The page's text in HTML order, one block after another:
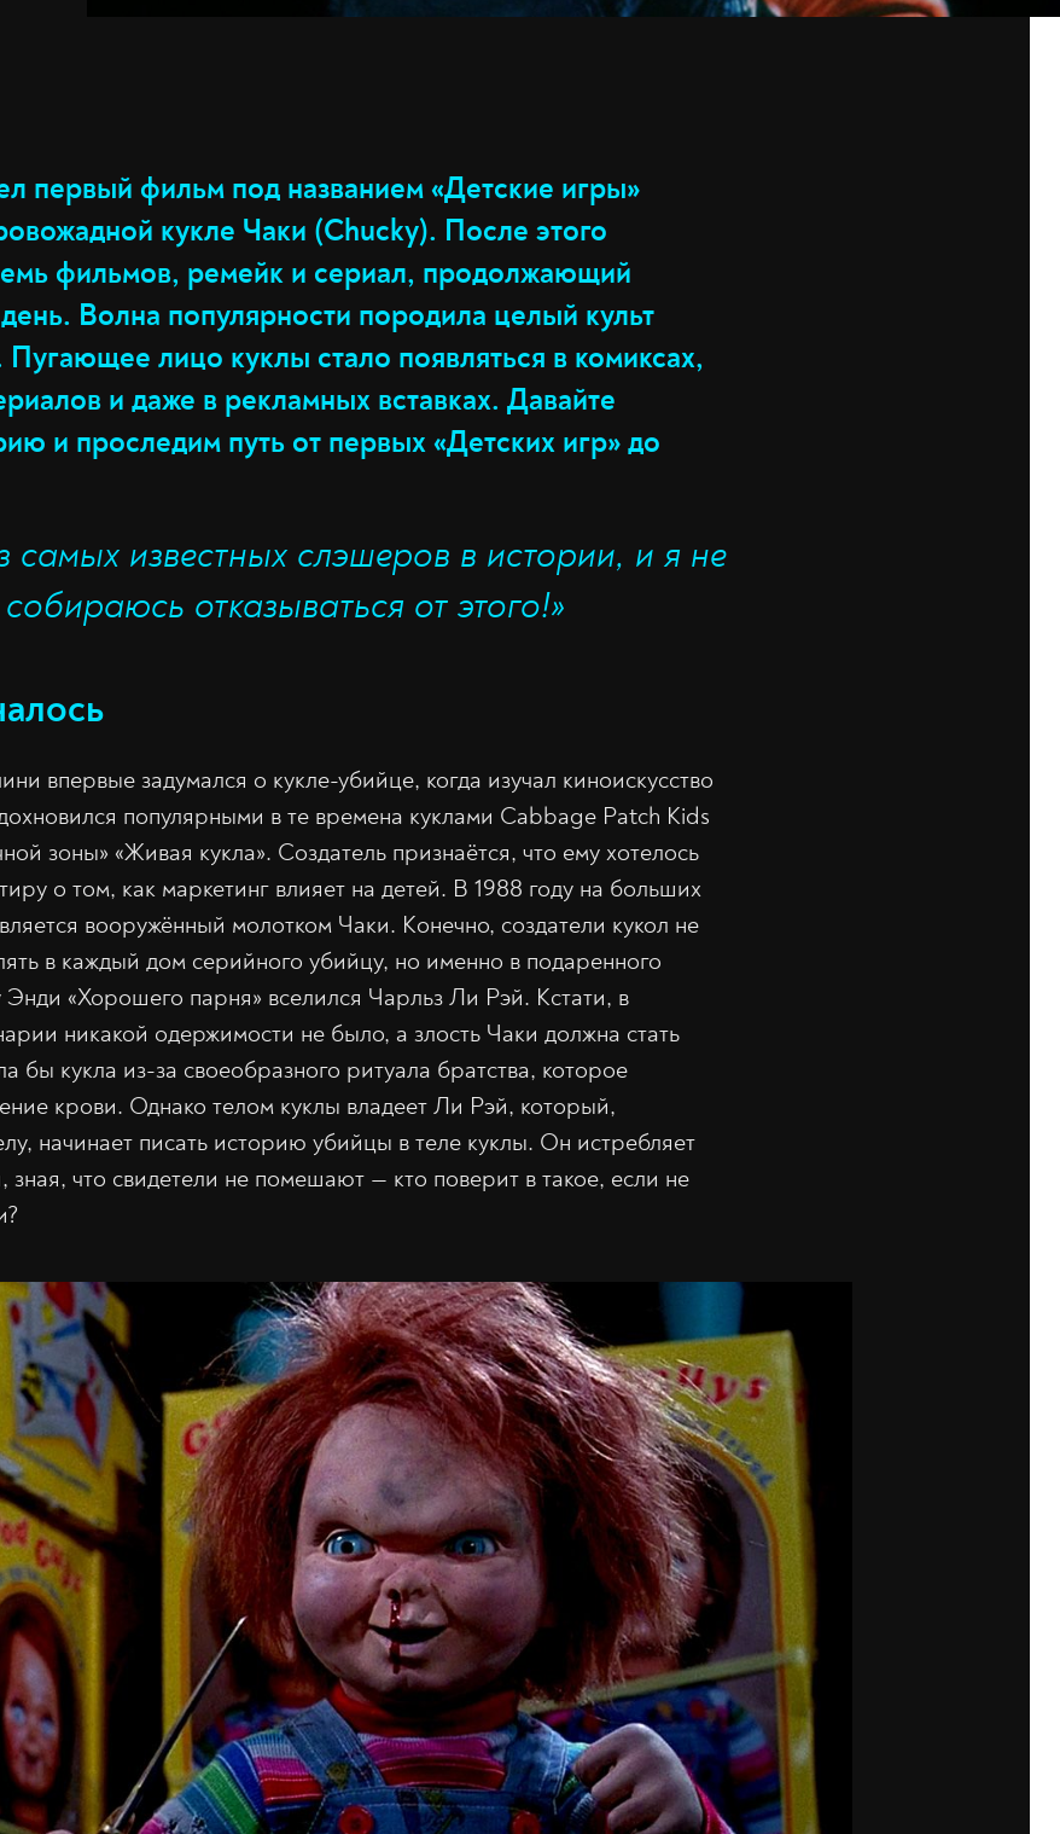
первый фильм под названием «Детские игры»
кукле Чаки (Chucky). После этого
фильмов, ремейк и сериал, продолжающий
Волна популярности породила целый культ
лицо куклы стало появляться в комиксах,
и даже в рекламных вставках. Давайте
и проследим путь от первых «Детских игр» до
самых известных слэшеров в истории, и я не
собираюсь отказываться от этого!»
впервые задумался о кукле-убийце, когда изучал киноискусство
популярными в те времена куклами Cabbage Patch Kids
зоны» «Живая кукла». Создатель признаётся, что ему хотелось
о том, как маркетинг влияет на детей. В 1988 году на больших
вооружённый молотком Чаки. Конечно, создатели кукол не
в каждый дом серийного убийцу, но именно в подаренного
Энди «Хорошего парня» вселился Чарльз Ли Рэй. Кстати, в
никакой одержимости не было, а злость Чаки должна стать
бы кукла из-за своеобразного ритуала братства, которое
крови. Однако телом куклы владеет Ли Рэй, который,
начинает писать историю убийцы в теле куклы. Он истребляет
зная, что свидетели не помешают — кто поверит в такое, если не